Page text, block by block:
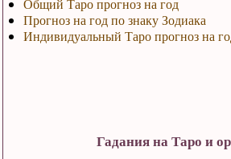
Прогноз на год по знаку Зодиака
Индивидуальный Таро прогноз на
Гадания на Таро и